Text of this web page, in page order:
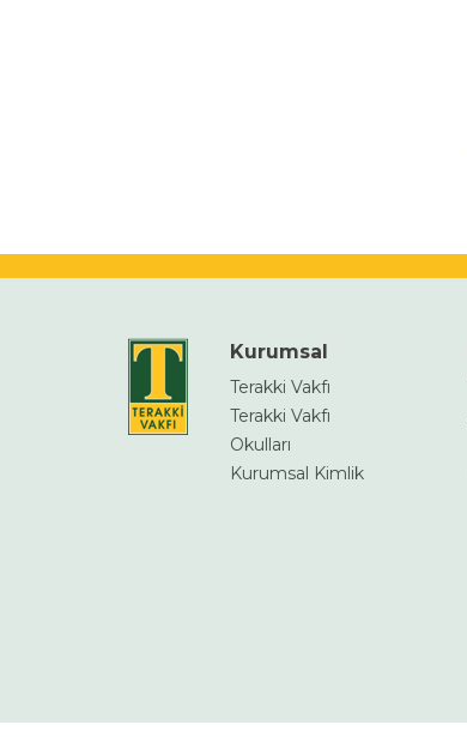
Kurumsal
Terakki Vakfı
Terakki Vakfı
Okulları
Kurumsal Kimlik